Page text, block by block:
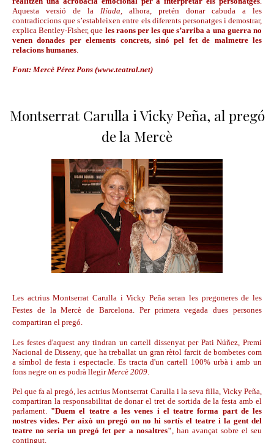
Aquesta versió de la Ilíada, alhora, pretén donar cabuda a les
contradiccions que s’estableixen entre els diferents personatges i demostrar,
explica Bentley-Fisher, que les raons per les que s’arriba a una guerra no
venen donades per elements concrets, sinó pel fet de malmetre les
relacions humanes.
Font: Mercè Pérez Pons (www.teatral.net)
Montserrat Carulla i Vicky Peña, al pregó
de la Mercè
Les actrius Montserrat Carulla i Vicky Peña seran les pregoneres de les
Festes de la Mercè de Barcelona. Per primera vegada dues persones
compartiran el pregó.
Les festes d'aquest any tindran un cartell dissenyat per Pati Núñez, Premi
Nacional de Disseny, que ha treballat un gran rètol farcit de bombetes com
a símbol de festa i espectacle. Es tracta d'un cartell 100% urbà i amb un
fons negre on es podrà llegirMercè 2009.
Pel que fa al pregó, les actrius Montserrat Carulla i la seva filla, Vicky Peña,
compartiran la responsabilitat de donar el tret de sortida de la festa amb el
parlament. "Duem el teatre a les venes i el teatre forma part de les
nostres vides. Per això un pregó on no hi sortís el teatre i la gent del
teatre no seria un pregó fet per a nosaltres", han avançat sobre el seu
contingut.